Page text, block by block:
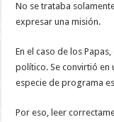
No se trataba
expresar una misión.
En el caso de los
político. Se convirtió en
especie de programa
Por eso, leer